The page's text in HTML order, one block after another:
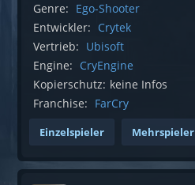
Genre: Ego-Shooter
Entwickler: Crytek
Vertrieb: Ubisoft
Engine: CryEngine
Kopierschutz: keine Infos
Franchise: FarCry
Einzelspieler Mehrspieler